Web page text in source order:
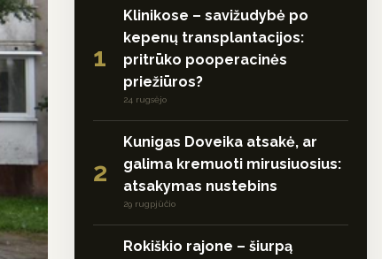
1
Klinikose – savižudybė po
kepenų transplantacijos:
pritrūko pooperacinės
priežiūros?
24 rugsėjo
2
Kunigas Doveika atsakė, ar
galima kremuoti mirusiuosius:
atsakymas nustebins
29 rugpjūčio
Rokiškio rajone – šiurpą